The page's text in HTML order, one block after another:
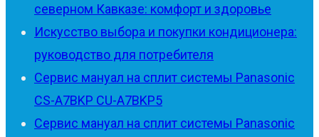
северном Кавказе: комфорт и здоровье
Искусство выбора и покупки кондиционера:
руководство для потребителя
Сервис мануал на сплит системы Panasonic
CS-A7BKP CU-A7BKP5
Сервис мануал на сплит системы Panasonic